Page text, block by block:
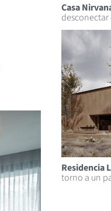
Casa
Residencia
torno a un